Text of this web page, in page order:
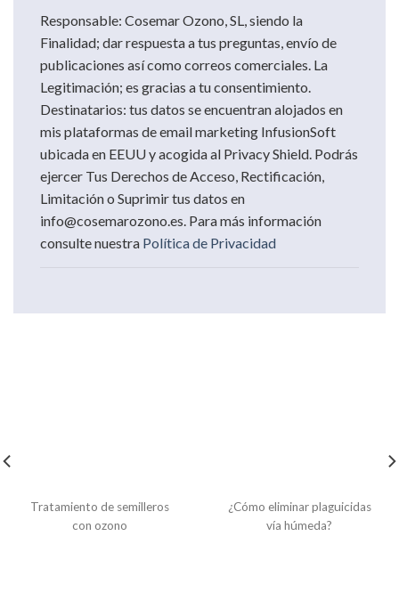
Responsable: Cosemar Ozono, SL, siendo la
Finalidad; dar respuesta a tus preguntas, envío de
publicaciones así como correos comerciales. La
Legitimación; es gracias a tu consentimiento.
Destinatarios: tus datos se encuentran alojados en
mis plataformas de email marketing InfusionSoft
ubicada en EEUU y acogida al Privacy Shield. Podrás
ejercer Tus Derechos de Acceso, Rectificación,
Limitación o Suprimir tus datos en
info@cosemarozono.es. Para más información
consulte nuestra Política de Privacidad
Tratamiento de semilleros
con ozono
¿Cómo eliminar plaguicidas
vía húmeda?